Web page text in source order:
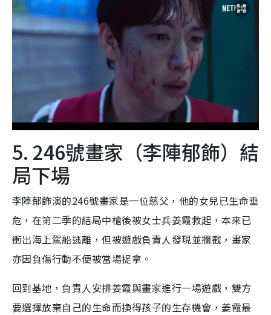
5. 246號畫家（李陣郁飾）結
局下場
李陣郁飾演的246號畫家是一位慈父，他的女兒已生命垂
危，在第二季的結局中槍後被女士兵姜霞救起，本來已
衝出海上駕船逃離，但被遊戲負責人發現並攔截，畫家
亦因負傷行動不便被當場捉拿。
回到基地，負責人安排姜霞與畫家進行一場遊戲，雙方
要選擇放棄自己的生命而換得孩子的生存機會，姜霞最